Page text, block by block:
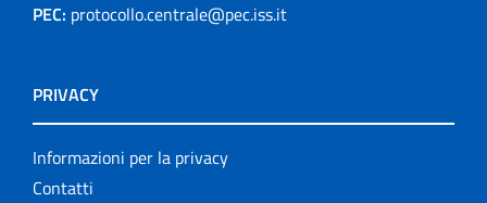
PEC: protocollo.centrale@pec.iss.it
PRIVACY
Informazioni per la privacy
Contatti